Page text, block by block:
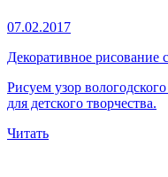
07.02.2017
Декоративное рисование
Рисуем узор
для детского творчества.
Читать